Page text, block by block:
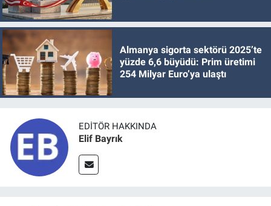
Almanya sigorta sektörü 2025’te
yüzde 6,6 büyüdü: Prim üretimi
254 Milyar Euro’ya ulaştı
EDITÖR HAKKINDA
Elif Bayrık